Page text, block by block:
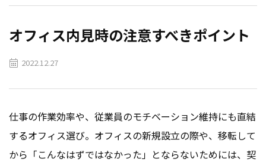
オフィス内見時の注意すべきポイント
2022.12.27
仕事の作業効率や、従業員のモチベーション維持にも直結
するオフィス選び。オフィスの新規設立の際や、移転して
から「こんなはずではなかった」とならないためには、契